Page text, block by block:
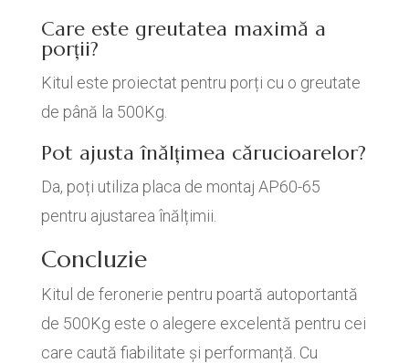
Care este greutatea maximă a
porții?
Kitul este proiectat pentru porți cu o greutate
de până la 500Kg.
Pot ajusta înălțimea cărucioarelor?
Da, poți utiliza placa de montaj AP60-65
pentru ajustarea înălțimii.
Concluzie
Kitul de feronerie pentru poartă autoportantă
de 500Kg este o alegere excelentă pentru cei
care caută fiabilitate și performanță. Cu